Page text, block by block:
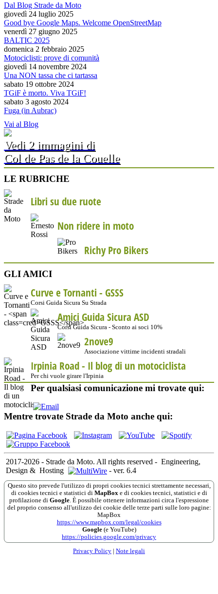
Dal Blog Strade da Moto
giovedì 24 luglio 2025
Good bye Google Maps. Welcome OpenStreetMap
venerdì 27 giugno 2025
BALTIC 2025
domenica 2 febbraio 2025
Motociclisti: prove di comunità
giovedì 14 novembre 2024
Una NON tassa che ci tartassa
sabato 19 ottobre 2024
TGiF è morto. Viva TGiF!
sabato 3 agosto 2024
Fuga (in Aubrac)
Vai al Blog
Vedi 2 immagini di
Col de Pas de la Couelle
LE RUBRICHE
Libri su due ruote
Non ridere in moto
Richy Pro Bikers
GLI AMICI
Curve e Tornanti - GSSS
Corsi Guida Sicura Su Strada
Amici Guida Sicura ASD
Corsi Guida Sicura - Sconto ai soci 10%
2nove9
Associazione vittime incidenti stradali
Irpinia Road - Il blog di un motociclista
Per chi vuole girare l'Irpinia
Per qualsiasi comunicazione mi trovate qui:
Mentre trovate Strade da Moto anche qui:
2017-2026 - Strade da Moto. All rights reserved - Engineering,
Design & Hosting - ver. 6.4
Questo sito prevede l'utilizzo di propri cookies tecnici strettamente necessari,
di cookies tecnici e statistici di MapBoxe di cookies tecnici, statistici e di
profilazione di Google. È possibile ottenere informazioni circa l'espressione
del proprio consenso all'utilizzo dei cookie delle terze parti sulle loro pagine:
MapBox
https://www.mapbox.com/legal/cookies
Google(e YouTube)
https://policies.google.com/privacy
Privacy Policy Note legali